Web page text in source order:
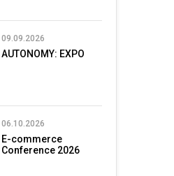
09.09.2026
AUTONOMY: EXPO
06.10.2026
E-commerce
Conference 2026